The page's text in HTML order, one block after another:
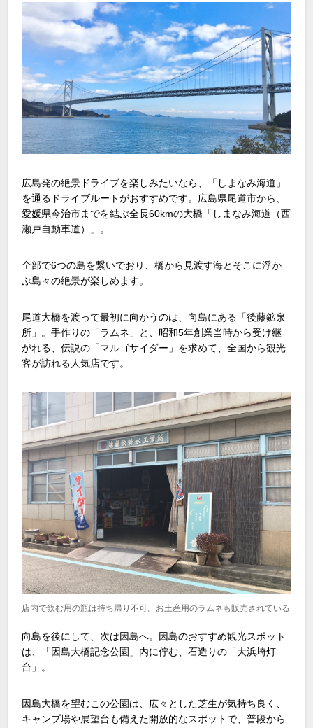
広島発の絶景ドライブを楽しみたいなら、「しまなみ海道」
を通るドライブルートがおすすめです。広島県尾道市から、
愛媛県今治市までを結ぶ全長60kmの大橋「しまなみ海道（西
瀬戸自動車道）」。
全部で6つの島を繋いでおり、橋から見渡す海とそこに浮か
ぶ島々の絶景が楽しめます。
尾道大橋を渡って最初に向かうのは、向島にある「後藤鉱泉
所」。手作りの「ラムネ」と、昭和5年創業当時から受け継
がれる、伝説の「マルゴサイダー」を求めて、全国から観光
客が訪れる人気店です。
店内で飲む用の瓶は持ち帰り不可。お土産用のラムネも販売されている
向島を後にして、次は因島へ。因島のおすすめ観光スポット
は、「因島大橋記念公園」内に佇む、石造りの「大浜埼灯
台」。
因島大橋を望むこの公園は、広々とした芝生が気持ち良く、
キャンプ場や展望台も備えた開放的なスポットで、普段から